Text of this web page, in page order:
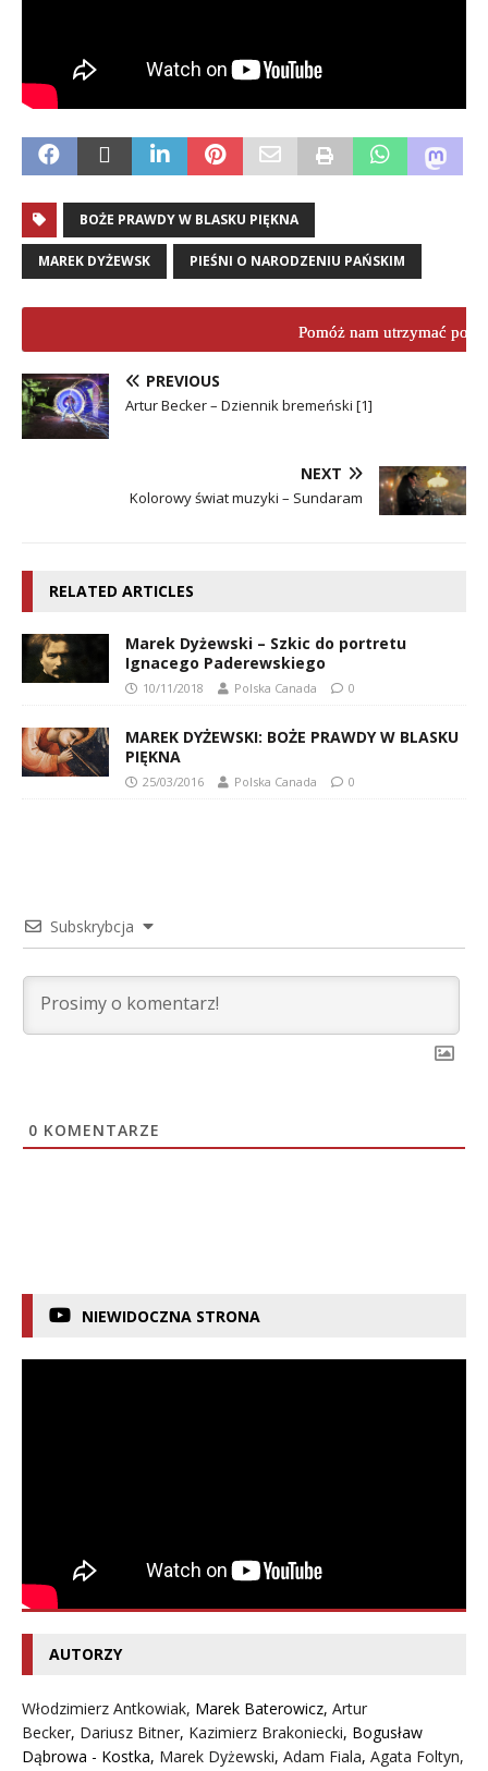
BOŻE PRAWDY W BLASKU PIĘKNA
MAREK DYŻEWSK PIEŚNI O NARODZENIU PAŃSKIM
Pomóż nam utrzymać
PREVIOUS
Artur Becker – Dziennik bremeński [1]
NEXT
Kolorowy świat muzyki – Sundaram
RELATED ARTICLES
Marek Dyżewski – Szkic do portretu
Ignacego Paderewskiego
10/11/2018 Polska Canada 0
MAREK DYŻEWSKI: BOŻE PRAWDY W BLASKU
PIĘKNA
25/03/2016 Polska Canada 0
Subskrybcja
0 KOMENTARZE
NIEWIDOCZNA STRONA
AUTORZY
Włodzimierz Antkowiak, Marek Baterowicz, Artur
Becker, Dariusz Bitner, Kazimierz Brakoniecki, Bogusław
Dąbrowa - Kostka, Marek Dyżewski, Adam Fiala, Agata Foltyn,